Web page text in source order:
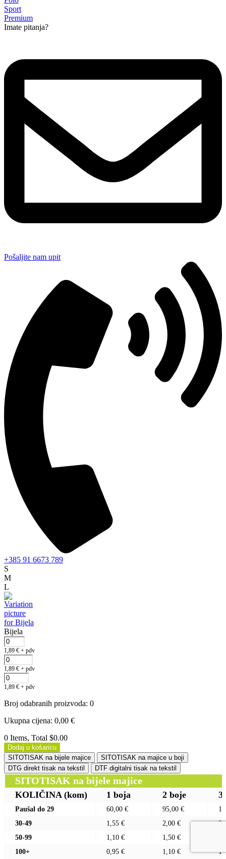
Sport
Premium
Imate pitanja?
Pošaljite nam upit
+385 91 6673 789
S
M
L
Bijela
1,89 € + pdv
1,89 € + pdv
1,89 € + pdv
Broj odabranih proizvoda: 0
Ukupna cijena: 0,00 €
0 Items, Total $0.00
Dodaj u košaricu
SITOTISAK na bijele majice
SITOTISAK na majice u boji
DTG direkt tisak na tekstil
DTF digitalni tisak na tekstil
SITOTISAK na bijele majice
KOLIČINA (kom) 1 boja 2 boje 3
Paušal do 29 60,00 € 95,00 €
30-49
1,55 € 2,00 €
50-99
1,10 € 1,50 €
100+
0,95 € 1,10 €